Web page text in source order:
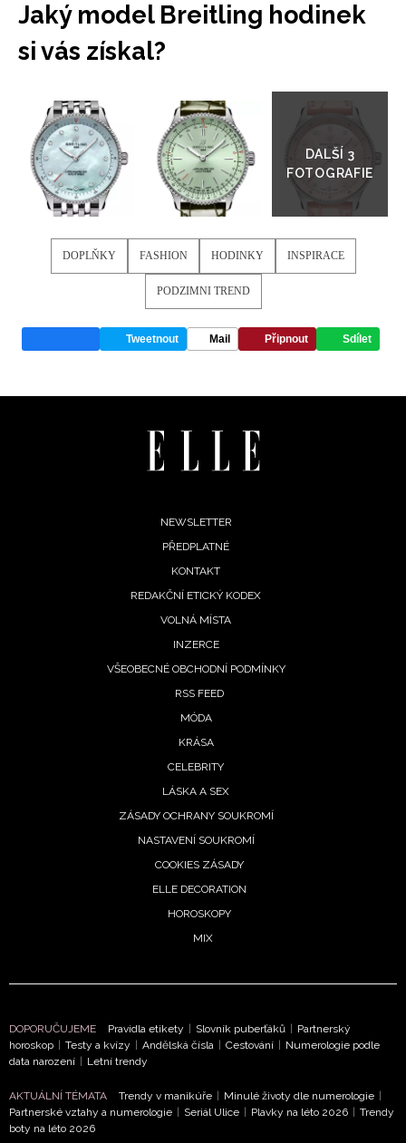
Přihlášením k newsletteru souhlasíte s
Vašimi údaji pracovat zejména k organizaci a
informace od našich partnerů? Pokud souhlasíte se
zpracováním údajů k tomuto účelu podleZásad ochrany
soukromí BurdaMedia Extra s.r.o.
Jaký model Breitling hodinek
si vás získal?
do
galerie
DOPLŇKY FASHION HODINKY INSPIRACE
PODZIMNI TREND
Tweetnout Mail Připnout Sdílet
NEWSLETTER
PŘEDPLATNÉ
KONTAKT
REDAKČNÍ ETICKÝ KODEX
VOLNÁ MÍSTA
INZERCE
VŠEOBECNÉ OBCHODNÍ PODMÍNKY
RSS FEED
MÓDA
KRÁSA
CELEBRITY
LÁSKA A SEX
ZÁSADY OCHRANY SOUKROMÍ
NASTAVENÍ SOUKROMÍ
COOKIES ZÁSADY
ELLE DECORATION
HOROSKOPY
MIX
DOPORUČUJEME Pravidla etikety Slovník puberťáků
Partnerský
horoskop
Testy a kvízy Andělská čísla Cestování
Numerologie podle
data narození
Letní trendy
AKTUÁLNÍ TÉMATA Trendy v manikúře Minulé životy dle numerologie
Partnerské vztahy a numerologie
Seriál Ulice Plavky na léto 2026
Trendy
boty na léto 2026